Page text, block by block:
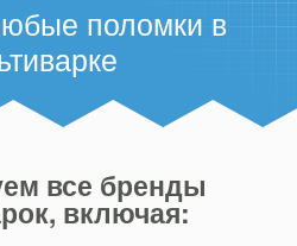
поломки в
все бренды
включая: